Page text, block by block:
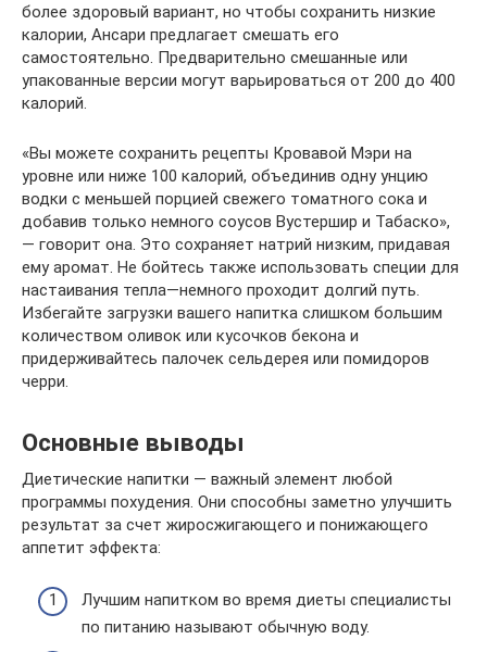
более здоровый вариант, но чтобы сохранить низкие
калории, Ансари предлагает смешать его
самостоятельно. Предварительно смешанные или
упакованные версии могут варьироваться от 200 до 400
калорий.
«Вы можете сохранить рецепты Кровавой Мэри на
уровне или ниже 100 калорий, объединив одну унцию
водки с меньшей порцией свежего томатного сока и
добавив только немного соусов Вустершир и Табаско»,
— говорит она. Это сохраняет натрий низким, придавая
ему аромат. Не бойтесь также использовать специи для
настаивания тепла—немного проходит долгий путь.
Избегайте загрузки вашего напитка слишком большим
количеством оливок или кусочков бекона и
придерживайтесь палочек сельдерея или помидоров
черри.
Основные выводы
Диетические напитки — важный элемент любой
программы похудения. Они способны заметно улучшить
результат за счет жиросжигающего и понижающего
аппетит эффекта:
Лучшим напитком во время диеты специалисты
по питанию называют обычную воду.